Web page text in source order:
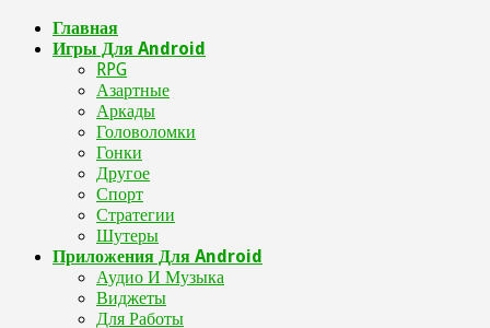
Главная
Игры Для Android
RPG
Азартные
Аркады
Головоломки
Гонки
Другое
Спорт
Стратегии
Шутеры
Приложения Для Android
Аудио И Музыка
Виджеты
Для Работы